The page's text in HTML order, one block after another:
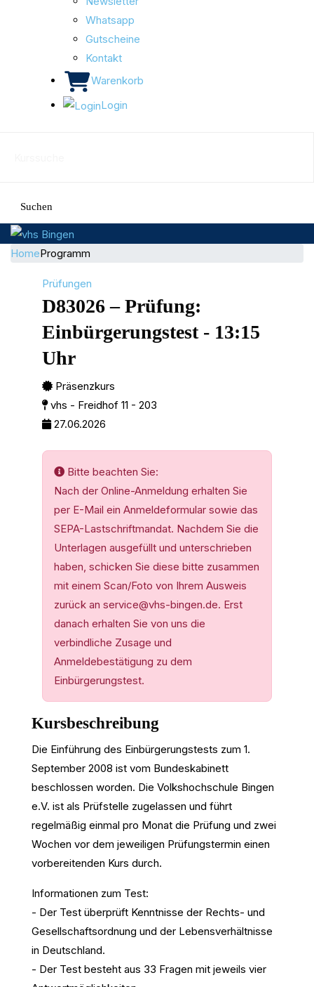
Whatsapp
Gutscheine
Kontakt
Warenkorb
Login
Suchen
HomeProgramm
Prüfungen
D83026 – Prüfung:
Einbürgerungstest - 13:15
Uhr
Präsenzkurs
vhs - Freidhof 11 - 203
27.06.2026
Bitte beachten Sie:
Nach der Online-Anmeldung erhalten Sie
per E-Mail ein Anmeldeformular sowie das
SEPA-Lastschriftmandat. Nachdem Sie die
Unterlagen ausgefüllt und unterschrieben
haben, schicken Sie diese bitte zusammen
mit einem Scan/Foto von Ihrem Ausweis
zurück an service@vhs-bingen.de. Erst
danach erhalten Sie von uns die
verbindliche Zusage und
Anmeldebestätigung zu dem
Einbürgerungstest.
Kursbeschreibung
Die Einführung des Einbürgerungstests zum 1.
September 2008 ist vom Bundeskabinett
beschlossen worden. Die Volkshochschule Bingen
e.V. ist als Prüfstelle zugelassen und führt
regelmäßig einmal pro Monat die Prüfung und zwei
Wochen vor dem jeweiligen Prüfungstermin einen
vorbereitenden Kurs durch.
Informationen zum Test:
- Der Test überprüft Kenntnisse der Rechts- und
Gesellschaftsordnung und der Lebensverhältnisse
in Deutschland.
- Der Test besteht aus 33 Fragen mit jeweils vier